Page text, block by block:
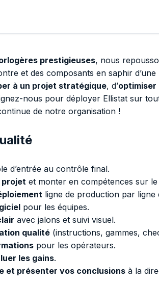
prestigieuses, nous
et des composants en saphir
à un projet stratégique, d’optimiser
nous pour déployer Ellistat sur
de notre organisation !
d’entrée au contrôle final.
projet et monter en compétences sur le
ligne de production par ligne
pour les équipes.
avec jalons et suivi visuel.
qualité (instructions, gammes,
pour les opérateurs.
les gains.
et présenter vos conclusions à la